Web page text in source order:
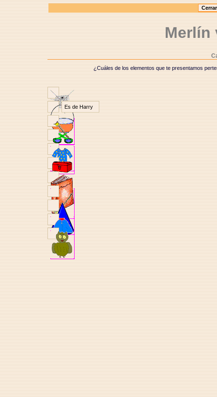
Merlín
¿Cuáles de los elementos que te presentamos
Es de Harry